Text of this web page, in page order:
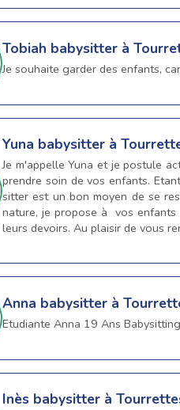
Tobiah babysitter à
Je souhaite garder des enfants,
Yuna babysitter à
Je m'appelle Yuna et je postule
prendre soin de vos enfants.
sitter est un bon moyen de se
nature, je propose à vos enfants
leurs devoirs. Au plaisir de vous
Anna babysitter à
Etudiante Anna 19 Ans Babysitting
Inès babysitter à